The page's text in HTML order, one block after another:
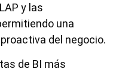
y las
una
del negocio.
de BI más